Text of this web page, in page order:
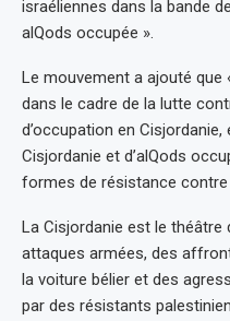
israéliennes dans la bande
alQods occupée ».
Le mouvement a ajouté que
dans le cadre de la lutte
d’occupation en
Cisjordanie et d’alQods
formes de résistance
La Cisjordanie est le théâtre
attaques armées, des
la voiture bélier et des
par des résistants